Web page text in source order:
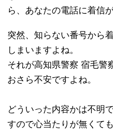
ら、あなたの電話に着信
突然、知らない番号から
しまいますよね。
それが高知県警察 宿毛警
おさら不安ですよね。
どういった内容かは不明
すので心当たりが無くて